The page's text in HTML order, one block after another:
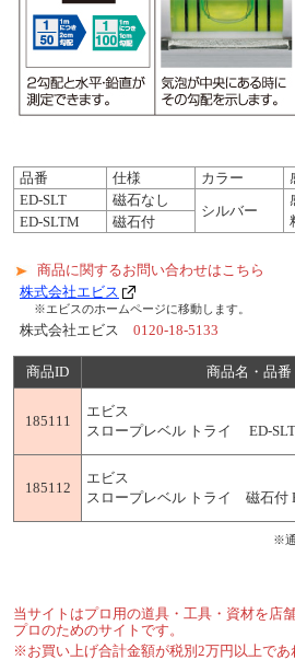
品番 仕様 カラー
ED-SLT
磁石なし
シルバー
ED-SLTM 磁石付
商品に関するお問い合わせはこちら
株式会社エビス
※エビスのホームページに移動します。
株式会社エビス 0120-18-5133
商品ID 商品名・品番
185111
エビス
スロープレベル トライ ED-SLT
185112
エビス
スロープレベル トライ 磁石付
※
当サイトはプロ用の道具・工具・資材を店
プロのためのサイトです。
※お買い上げ合計金額が税別2万円以上で